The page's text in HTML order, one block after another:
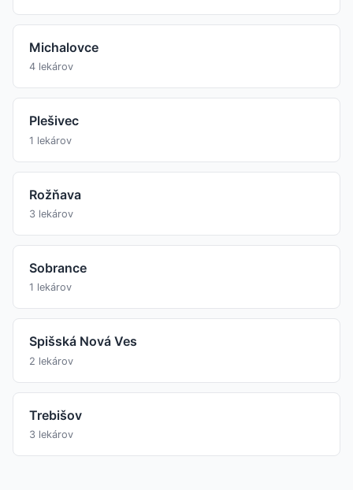
Michalovce
4 lekárov
Plešivec
1 lekárov
Rožňava
3 lekárov
Sobrance
1 lekárov
Spišská Nová Ves
2 lekárov
Trebišov
3 lekárov